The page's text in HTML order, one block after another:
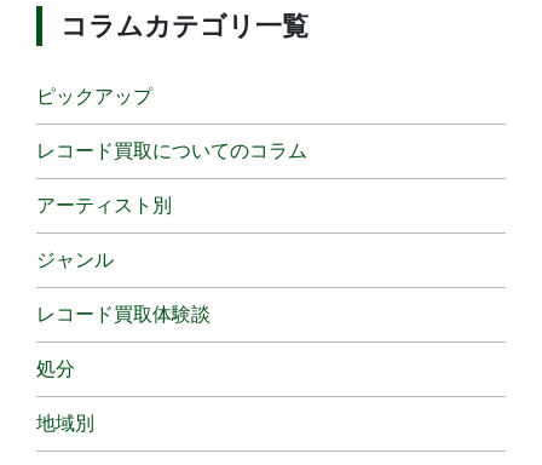
コラムカテゴリ一覧
ピックアップ
レコード買取についてのコラム
アーティスト別
ジャンル
レコード買取体験談
処分
地域別